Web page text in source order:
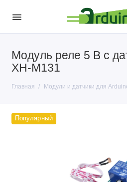
Модуль реле 5 В с
XH-M131
Главная Модули и датчики для
Датчики для Arduino
Популярный